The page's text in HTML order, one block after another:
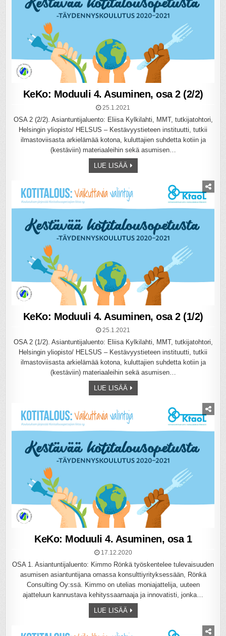
KeKo: Moduuli 4. Asuminen, osa 2 (2/2)
25.1.2021
OSA 2 (2/2). Asiantuntijaluento: Eliisa Kylkilahti, MMT, tutkijatohtori,
Helsingin yliopisto/ HELSUS – Kestävyystieteen instituutti, tutkii
ilmastoviisasta arkielämää kotona, kuluttajien suhdetta kotiin ja
(kestäviin) materiaaleihin sekä asumisen…
LUE LISÄÄ
KeKo: Moduuli 4. Asuminen, osa 2 (1/2)
25.1.2021
OSA 2 (1/2). Asiantuntijaluento: Eliisa Kylkilahti, MMT, tutkijatohtori,
Helsingin yliopisto/ HELSUS – Kestävyystieteen instituutti, tutkii
ilmastoviisasta arkielämää kotona, kuluttajien suhdetta kotiin ja
(kestäviin) materiaaleihin sekä asumisen…
LUE LISÄÄ
KeKo: Moduuli 4. Asuminen, osa 1
17.12.2020
OSA 1. Asiantuntijaluento: Kimmo Rönkä työskentelee tulevaisuuden
asumisen asiantuntijana omassa konsulttiyrityksessään, Rönkä
Consulting Oy:ssä. Kimmo on utelias moniajattelija, uuteen
ajatteluun kannustava kehityssaarnaaja ja innovatisti, jonka…
LUE LISÄÄ